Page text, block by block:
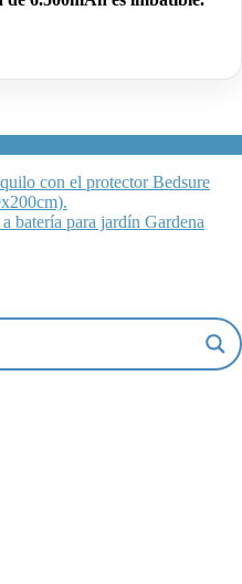
con el protector Bedsure
batería para jardín Gardena